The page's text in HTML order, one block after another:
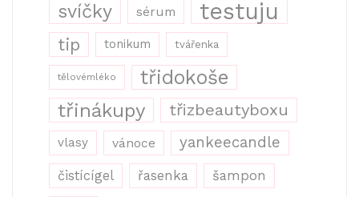
svíčky sérum testuju
tip tonikum tvářenka
tělovémléko
třidokoše
třinákupy
třizbeautyboxu
vlasy vánoce yankeecandle
čistícígel řasenka šampon